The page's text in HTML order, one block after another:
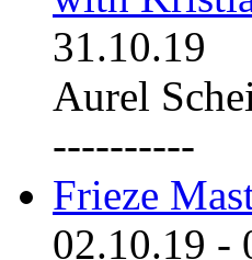
31.10.19
Aurel
----------
Frieze
02.10.19 -